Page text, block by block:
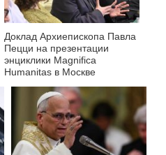
Доклад Архиепископа Павла
Пецци на презентации
энциклики Magnifica
Нumanitas в Москве